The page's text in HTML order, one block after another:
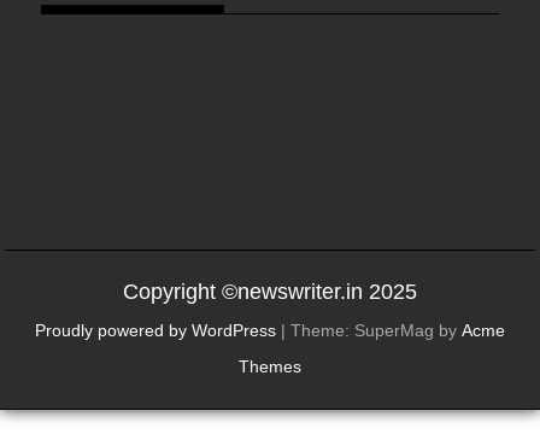
Copyright ©newswriter.in 2025
Proudly powered by WordPress | Theme: SuperMag by Acme
Themes